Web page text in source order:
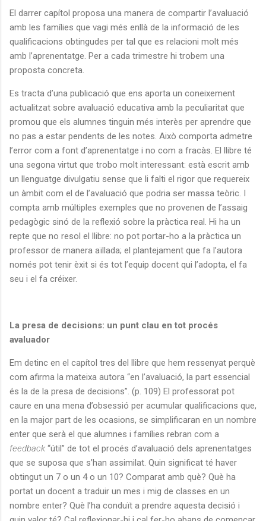
El darrer capítol proposa una manera de compartir l’avaluació
amb les famílies que vagi més enllà de la informació de les
qualificacions obtingudes per tal que es relacioni molt més
amb l’aprenentatge. Per a cada trimestre hi trobem una
proposta concreta.
Es tracta d’una publicació que ens aporta un coneixement
actualitzat sobre avaluació educativa amb la peculiaritat que
promou que els alumnes tinguin més interès per aprendre que
no pas a estar pendents de les notes. Això comporta admetre
l’error com a font d’aprenentatge i no com a fracàs. El llibre té
una segona virtut que trobo molt interessant: està escrit amb
un llenguatge divulgatiu sense que li falti el rigor que requereix
un àmbit com el de l’avaluació que podria ser massa teòric. I
compta amb múltiples exemples que no provenen de l’assaig
pedagògic sinó de la reflexió sobre la pràctica real. Hi ha un
repte que no resol el llibre: no pot portar-ho a la pràctica un
professor de manera aïllada; el plantejament que fa l’autora
només pot tenir èxit si és tot l’equip docent qui l’adopta, el fa
seu i el fa créixer.
La presa de decisions: un punt clau en tot procés
avaluador
Em detinc en el capítol tres del llibre que hem ressenyat perquè
com afirma la mateixa autora “en l’avaluació, la part essencial
és la de la presa de decisions”. (p. 109) El professorat pot
caure en una mena d’obsessió per acumular qualificacions que,
en la major part de les ocasions, se simplificaran en un nombre
enter que serà el que alumnes i famílies rebran com a
feedback “útil” de tot el procés d’avaluació dels aprenentatges
que se suposa que s’han assimilat. Quin significat té haver
obtingut un 7 o un 4 o un 10? Comparat amb què? Què ha
portat un docent a traduir un mes i mig de classes en un
nombre enter? Què l’ha conduït a prendre aquesta decisió i